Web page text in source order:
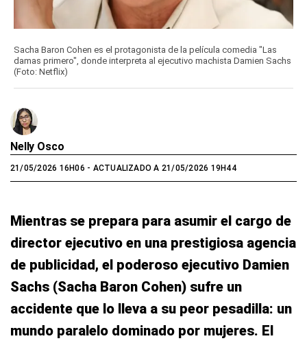
Sacha Baron Cohen es el protagonista de la película comedia "Las
damas primero", donde interpreta al ejecutivo machista Damien Sachs
(Foto: Netflix)
Nelly Osco
21/05/2026 16H06 - ACTUALIZADO A 21/05/2026 19H44
Mientras se prepara para asumir el cargo de
director ejecutivo en una prestigiosa agencia
de publicidad, el poderoso ejecutivo Damien
Sachs (Sacha Baron Cohen) sufre un
accidente que lo lleva a su peor pesadilla: un
mundo paralelo dominado por mujeres. El